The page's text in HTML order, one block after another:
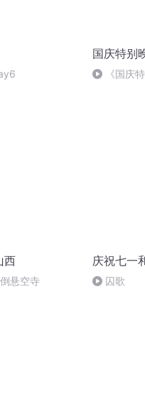
国庆特别
《国庆
西
悬空寺
庆祝七一
囚歌